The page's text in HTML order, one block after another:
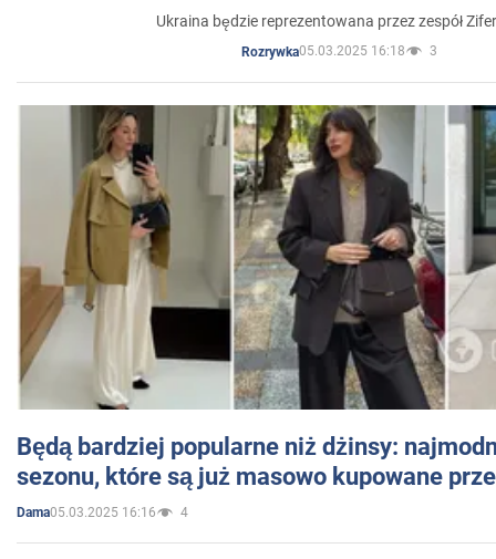
Ukraina będzie reprezentowana przez zespół
Rozrywka05.03.2025 16:18 3
Będą bardziej popularne niż dżinsy:
sezonu, które są już masowo kupowane
Dama05.03.2025 16:16 4